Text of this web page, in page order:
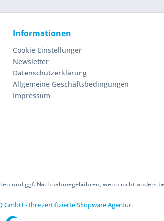
Informationen
Cookie-Einstellungen
Newsletter
Datenschutzerklärung
Allgemeine Geschäftsbedingungen
Impressum
und ggf. Nachnahmegebühren, wenn nicht anders
GmbH - Ihre zertifizierte Shopware Agentur.